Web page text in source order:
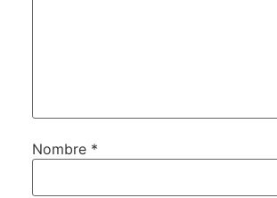
Nombre *